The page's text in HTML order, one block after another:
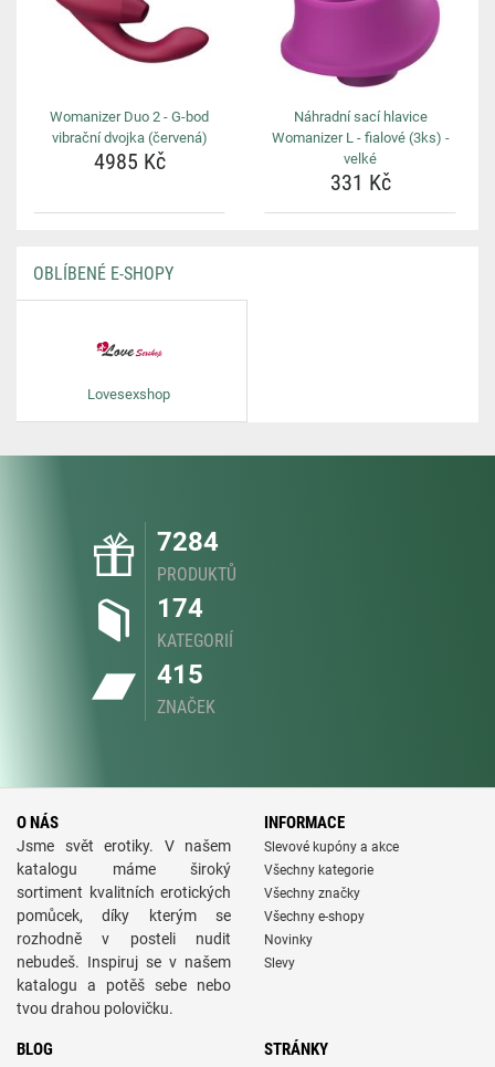
Womanizer Duo 2 - G-bod
vibrační dvojka (červená)
4985 Kč
Náhradní sací hlavice
Womanizer L - fialové (3ks) -
velké
331 Kč
OBLÍBENÉ E-SHOPY
Lovesexshop
7284
PRODUKTŮ
174
KATEGORIÍ
415
ZNAČEK
O NÁS
Jsme svět erotiky. V našem
katalogu máme široký
sortiment kvalitních erotických
pomůcek, díky kterým se
rozhodně v posteli nudit
nebudeš. Inspiruj se v našem
katalogu a potěš sebe nebo
tvou drahou polovičku.
INFORMACE
Slevové kupóny a akce
Všechny kategorie
Všechny značky
Všechny e-shopy
Novinky
Slevy
BLOG STRÁNKY